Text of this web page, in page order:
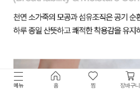
메뉴 홈 찜 장바구니